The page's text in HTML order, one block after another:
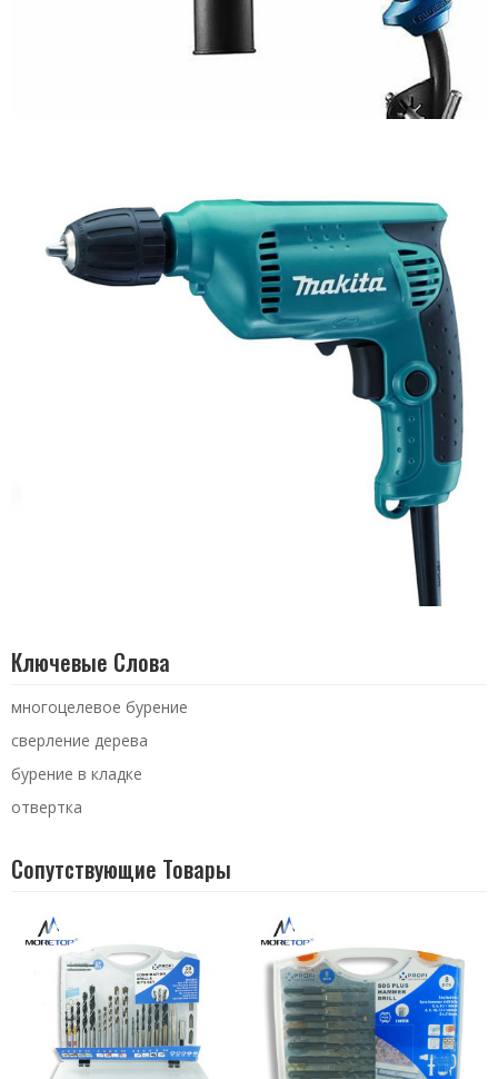
Ключевые Слова
многоцелевое бурение
сверление дерева
бурение в кладке
отвертка
Сопутствующие Товары